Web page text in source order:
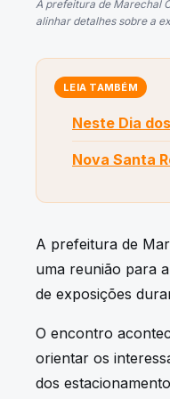
A prefeitura de Marechal
alinhar detalhes sobre a
LEIA TAMBÉM
Neste Dia
Nova Santa
A prefeitura de
uma reunião para
de exposições
O encontro
orientar os
dos